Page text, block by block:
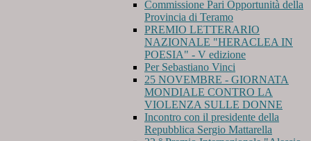
Commissione Pari Opportunità della
Provincia di Teramo
PREMIO LETTERARIO
NAZIONALE "HERACLEA IN
POESIA" - V edizione
Per Sebastiano Vinci
25 NOVEMBRE - GIORNATA
MONDIALE CONTRO LA
VIOLENZA SULLE DONNE
Incontro con il presidente della
Repubblica Sergio Mattarella